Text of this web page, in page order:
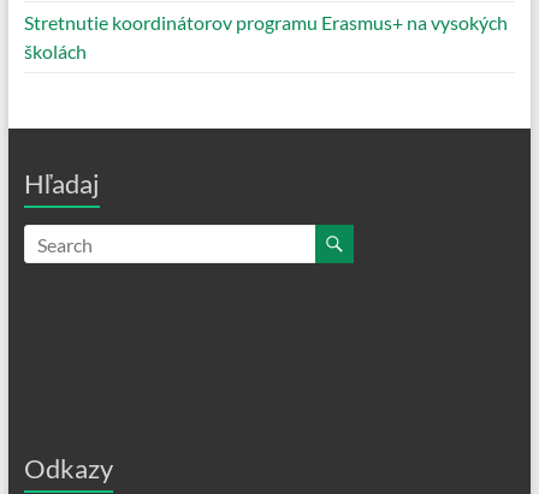
Stretnutie koordinátorov programu Erasmus+ na vysokých
školách
Hľadaj
Odkazy